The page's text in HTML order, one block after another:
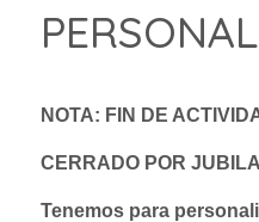
NOTA: FIN DE
CERRADO POR
Tenemos para